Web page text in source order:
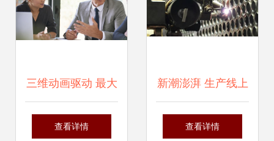
三维动画驱动 最大
化企业宣传片的推
查看详情
新潮澎湃 生产线上
感受时代脉动与影
查看详情